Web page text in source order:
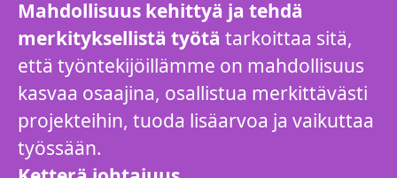
Mahdollisuus kehittyä ja tehdä
merkityksellistä työtä tarkoittaa sitä,
että työntekijöillämme on mahdollisuus
kasvaa osaajina, osallistua merkittävästi
projekteihin, tuoda lisäarvoa ja vaikuttaa
työssään.